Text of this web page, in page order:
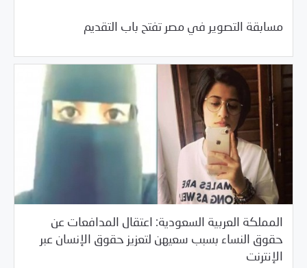
مسابقة التصوير في مصر تفتح باب التقديم
المملكة العربية السعودية: اعتقال المدافعات عن
حقوق النساء بسبب سعيهن لتعزيز حقوق الإنسان عبر
الإنترنت
02/15/2018 العالم العربي/خبر بارز